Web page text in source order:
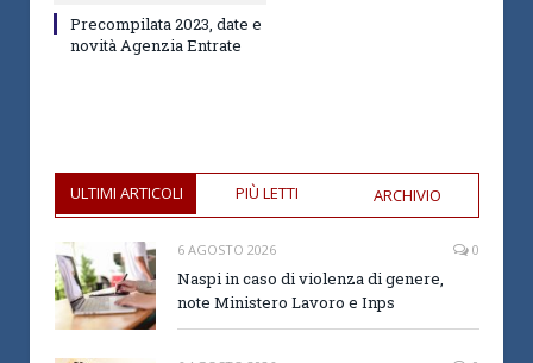
Precompilata 2023, date e
novità Agenzia Entrate
ULTIMI ARTICOLI PIÙ LETTI ARCHIVIO
6 AGOSTO 2026 0
Naspi in caso di violenza di genere,
note Ministero Lavoro e Inps